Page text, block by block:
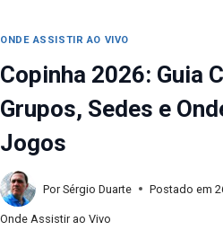
ONDE ASSISTIR AO VIVO
Copinha 2026: Guia
Grupos, Sedes e
Jogos
Por Sérgio Duarte Postado em
Onde Assistir ao Vivo